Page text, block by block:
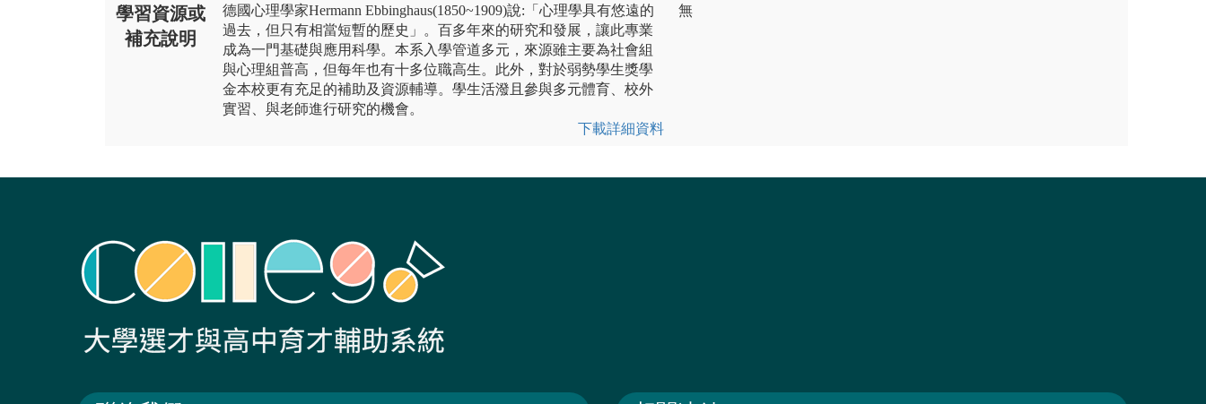
學習資源或
補充說明
德國心理學家Hermann Ebbinghaus(1850~1909)說:「心理學具有悠遠的
過去，但只有相當短暫的歷史」。百多年來的研究和發展，讓此專業
成為一門基礎與應用科學。本系入學管道多元，來源雖主要為社會組
與心理組普高，但每年也有十多位職高生。此外，對於弱勢學生獎學
金本校更有充足的補助及資源輔導。學生活潑且參與多元體育、校外
實習、與老師進行研究的機會。
下載詳細資料
無